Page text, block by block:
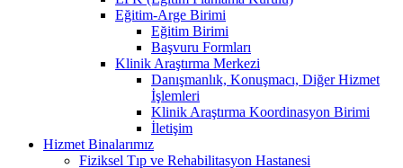
Eğitim-Arge Birimi
Eğitim Birimi
Başvuru Formları
Klinik Araştırma Merkezi
Danışmanlık, Konuşmacı, Diğer Hizmet
İşlemleri
Klinik Araştırma Koordinasyon Birimi
İletişim
Hizmet Binalarımız
Fiziksel Tıp ve Rehabilitasyon Hastanesi